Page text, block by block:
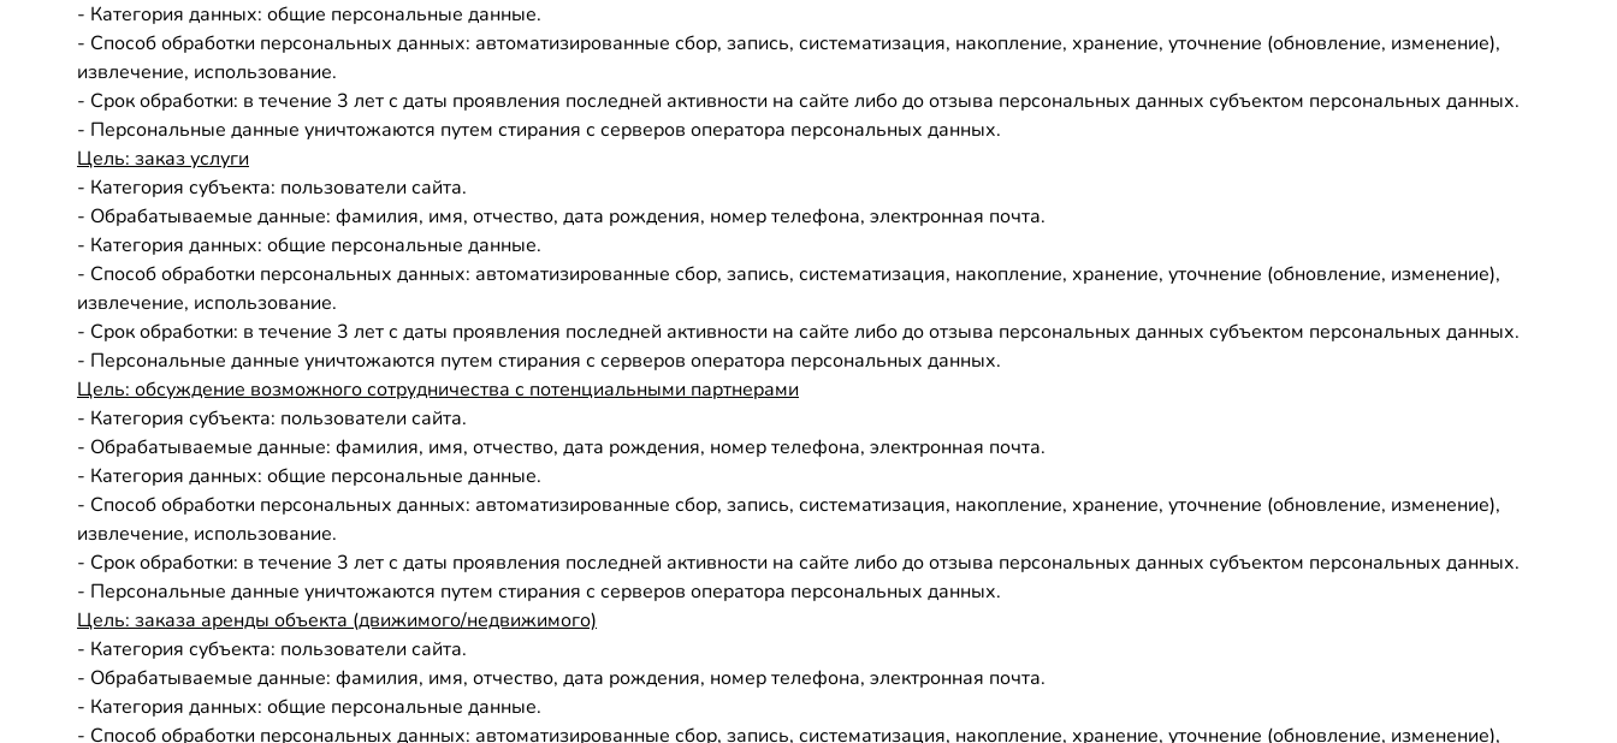
- Категория данных: общие персональные данные.
- Способ обработки персональных данных: автоматизированные сбор, запись, систематизация, накопление, хранение, уточнение (обновление, изменение),
извлечение, использование.
- Срок обработки: в течение 3 лет с даты проявления последней активности на сайте либо до отзыва персональных данных субъектом персональных данных.
- Персональные данные уничтожаются путем стирания с серверов оператора персональных данных.
Цель: заказ услуги
- Категория субъекта: пользователи сайта.
- Обрабатываемые данные: фамилия, имя, отчество, дата рождения, номер телефона, электронная почта.
- Категория данных: общие персональные данные.
- Способ обработки персональных данных: автоматизированные сбор, запись, систематизация, накопление, хранение, уточнение (обновление, изменение),
извлечение, использование.
- Срок обработки: в течение 3 лет с даты проявления последней активности на сайте либо до отзыва персональных данных субъектом персональных данных.
- Персональные данные уничтожаются путем стирания с серверов оператора персональных данных.
Цель: обсуждение возможного сотрудничества с потенциальными партнерами
- Категория субъекта: пользователи сайта.
- Обрабатываемые данные: фамилия, имя, отчество, дата рождения, номер телефона, электронная почта.
- Категория данных: общие персональные данные.
- Способ обработки персональных данных: автоматизированные сбор, запись, систематизация, накопление, хранение, уточнение (обновление, изменение),
извлечение, использование.
- Срок обработки: в течение 3 лет с даты проявления последней активности на сайте либо до отзыва персональных данных субъектом персональных данных.
- Персональные данные уничтожаются путем стирания с серверов оператора персональных данных.
Цель: заказа аренды объекта (движимого/недвижимого)
- Категория субъекта: пользователи сайта.
- Обрабатываемые данные: фамилия, имя, отчество, дата рождения, номер телефона, электронная почта.
- Категория данных: общие персональные данные.
- Способ обработки персональных данных: автоматизированные сбор, запись, систематизация, накопление, хранение, уточнение (обновление, изменение),